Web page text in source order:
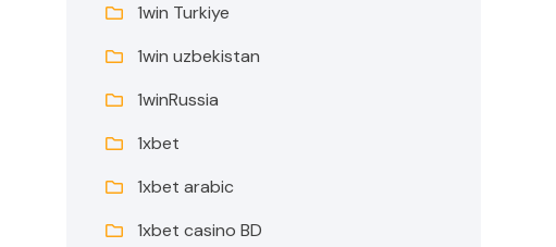
1win Turkiye
1win uzbekistan
1winRussia
1xbet
1xbet arabic
1xbet casino BD